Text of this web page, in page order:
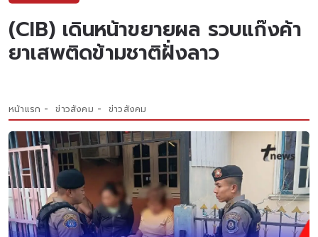
(CIB) เดินหน้าขยายผล รวบแก๊งค้า
ยาเสพติดข้ามชาติฝั่งลาว
หน้าแรก ข่าวสังคม ข่าวสังคม